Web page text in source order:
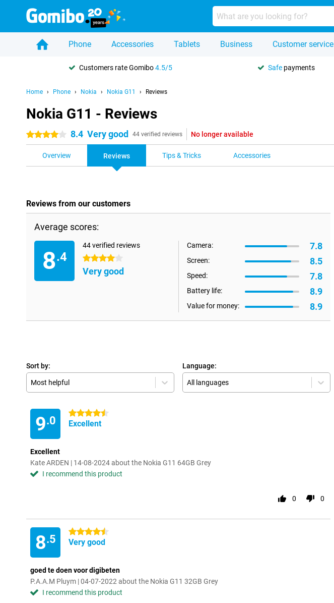
Phone Accessories Tablets Business Customer service
Customers rate Gomibo4.5/5 Safe payments
Home Phone Nokia Nokia G11 Reviews
Nokia G11 - Reviews
4 stars 8.4 Very good 44 verified reviews No longer available
Overview Reviews Tips & Tricks Accessories
Reviews from our customers
Average scores:
8.4
44 verified reviews
4 stars
Very good
Camera: 7.8
Screen: 8.5
Speed: 7.8
Battery life: 8.9
Value for money: 8.9
Sort by:
Most helpful
Language:
All languages
9.0
4.5 stars
Excellent
Excellent
Kate ARDEN | 14-08-2024 about the Nokia G11 64GB Grey
I recommend this product
0 0
8.5
4.5 stars
Very good
goed te doen voor digibeten
P.A.A.M Pluym | 04-07-2022 about the Nokia G11 32GB Grey
I recommend this product